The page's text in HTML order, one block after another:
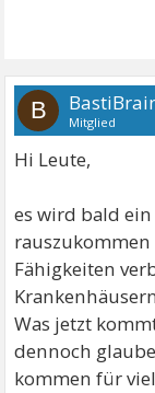
B Mitglied
Hi Leute,
es wird bald
Fähigkeiten
Was jetzt
dennoch
kommen für